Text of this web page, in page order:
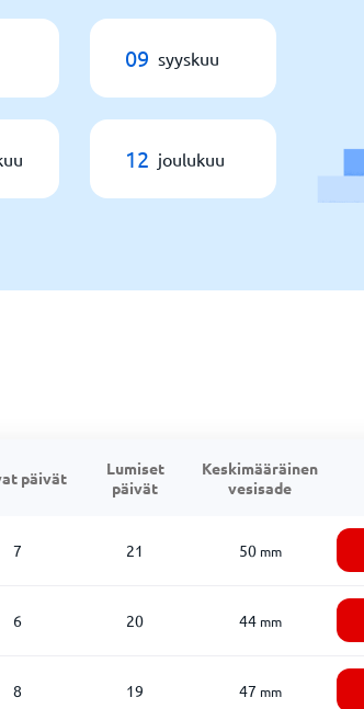
09 syyskuu
12 joulukuu
päivät
Lumiset
päivät
Keskimääräinen
vesisade
7 21 50 mm
6 20 44 mm
8 19 47 mm